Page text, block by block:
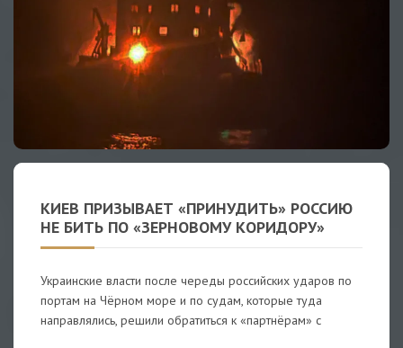
КИЕВ ПРИЗЫВАЕТ «ПРИНУДИТЬ» РОССИЮ
НЕ БИТЬ ПО «ЗЕРНОВОМУ КОРИДОРУ»
Украинские власти после череды российских ударов по
портам на Чёрном море и по судам, которые туда
направлялись, решили обратиться к «партнёрам» с